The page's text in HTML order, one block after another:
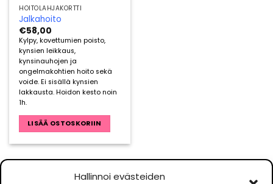
Hallinnoi evästeiden
HOITOLAHJAKORTTI
Jalkahoito
€58,00
Kylpy, kovettumien poisto,
kynsien leikkaus,
kynsinauhojen ja
ongelmakohtien hoito sekä
voide. Ei sisällä kynsien
lakkausta. Hoidon kesto noin
1h.
LISÄÄ OSTOSKORIIN